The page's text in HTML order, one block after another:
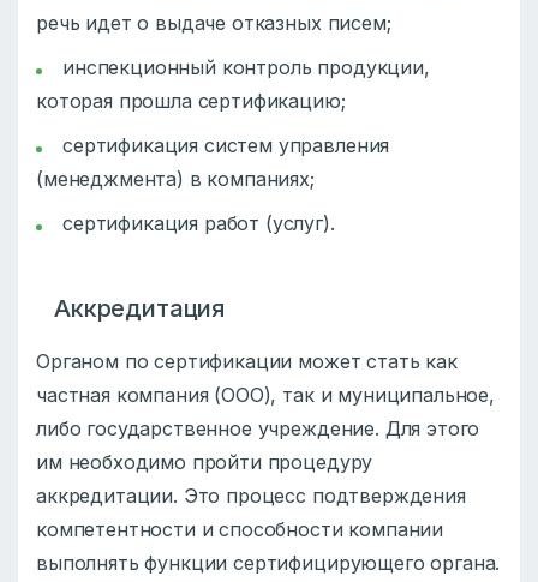
речь идет о выдаче отказных писем;
инспекционный контроль продукции,
которая прошла сертификацию;
сертификация систем управления
(менеджмента) в компаниях;
сертификация работ (услуг).
Аккредитация
Органом по сертификации может стать как
частная компания (ООО), так и муниципальное,
либо государственное учреждение. Для этого
им необходимо пройти процедуру
аккредитации. Это процесс подтверждения
компетентности и способности компании
выполнять функции сертифицирующего органа.